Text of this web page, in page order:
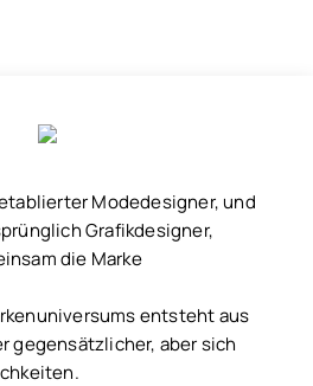
Modedesigner, und
Grafikdesigner,
die Marke
entsteht aus
gegensätzlicher, aber sich